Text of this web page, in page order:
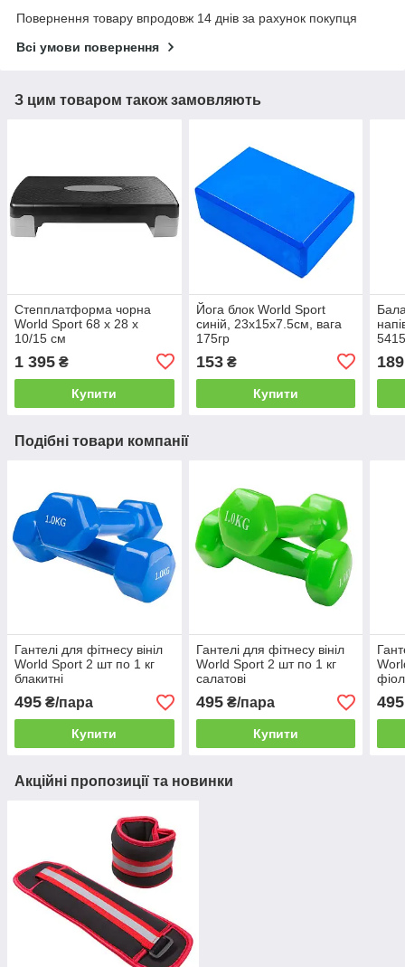
Повернення товару впродовж 14 днів за рахунок покупця
Всі умови повернення
З цим товаром також замовляють
Степплатформа чорна
World Sport 68 х 28 х
10/15 см
1 395 ₴
Купити
Йога блок World Sport
синій, 23х15х7.5см, вага
175гр
153₴
Купити
189
Подібні товари компанії
Гантелі для фітнесу вініл
World Sport 2 шт по 1 кг
блакитні
495 ₴/пара
Купити
Гантелі для фітнесу вініл
World Sport 2 шт по 1 кг
салатові
495₴/пара
Купити
495
Акційні пропозиції та новинки